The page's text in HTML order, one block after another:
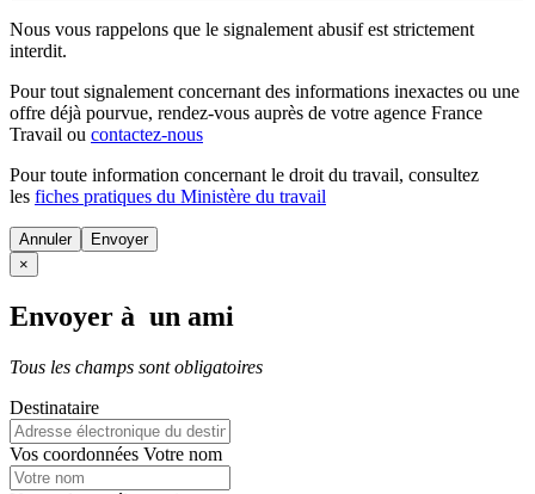
Nous vous rappelons que le signalement abusif est strictement
interdit.
Pour tout signalement concernant des informations inexactes ou une
offre déjà pourvue, rendez-vous auprès de votre agence France
Travail ou contactez-nous
Pour toute information concernant le droit du travail, consultez
les fiches pratiques du Ministère du travail
Annuler
×
Envoyer à un ami
Tous les champs sont obligatoires
Destinataire
Vos coordonnées Votre nom